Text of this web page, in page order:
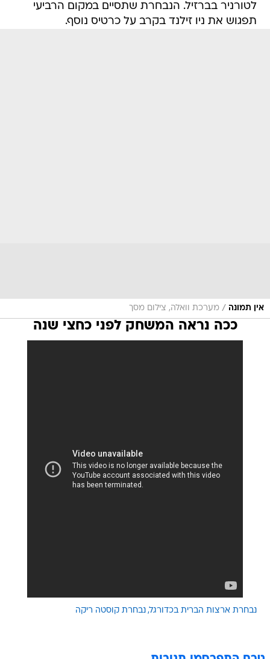
לטורניר בברזיל. הנבחרת שתסיים במקום הרביעי
תפגוש את ניו זילנד בקרב על כרטיס נוסף.
אין תמונה / מערכת וואלה, צילום מסך
ככה נראה המשחק לפני כחצי שנה
נבחרת ארצות הברית בכדורגל נבחרת קוסטה ריקה